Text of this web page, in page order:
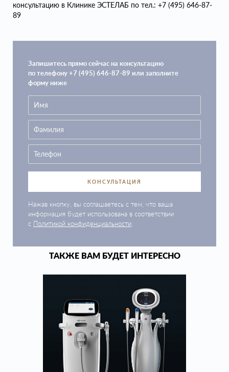
консультацию в Клинике ЭСТЕЛАБ по тел.: +7 (495) 646-87-
89
Запишитесь прямо сейчас на консультацию
по телефону +7 (495) 646-87-89 или заполните
форму ниже
КОНСУЛЬТАЦИЯ
Нажав кнопку, вы соглашаетесь с тем, что ваша
информация будет использована в соответствии
с Политикой конфиденциальности
ТАКЖЕ ВАМ БУДЕТ ИНТЕРЕСНО